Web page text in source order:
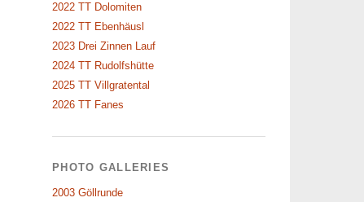
2022 TT Dolomiten
2022 TT Ebenhäusl
2023 Drei Zinnen Lauf
2024 TT Rudolfshütte
2025 TT Villgratental
2026 TT Fanes
PHOTO GALLERIES
2003 Göllrunde